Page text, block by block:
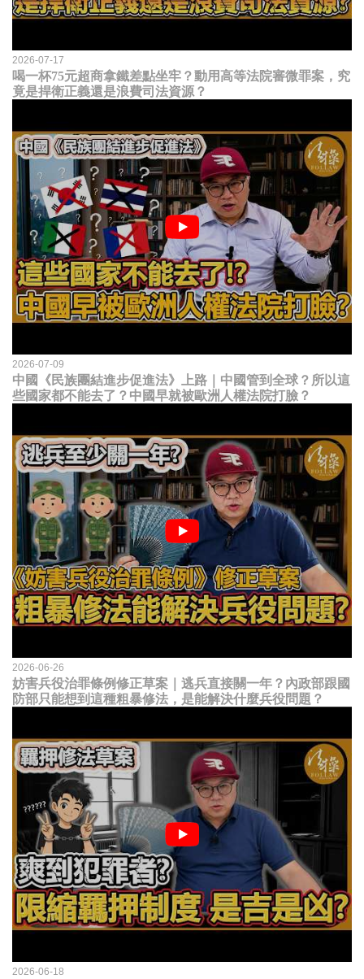
2026-07-17
喝一杯75元超商拿鐵差點坐牢？動用高等法院審微罪案，究
竟是捍衛正義還是浪費司法資源？
2026-07-09
中國《民族團結進步促進法》上路｜中國管到全球？所以這
些國家都不能去了？中國早就被歐洲人權法院打臉？
2026-06-26
妨害兵役治罪條例修正草案｜逃兵直接關一年？內政部跟國
防部只能想到這種粗暴修法，是能解決什麼兵役問題？
2026-06-18